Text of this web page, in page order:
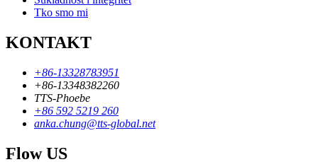
Tko smo mi
KONTAKT
+86-13328783951
+86-13348382260
TTS-Phoebe
+86 592 5219 260
anka.chung@tts-global.net
Flow US